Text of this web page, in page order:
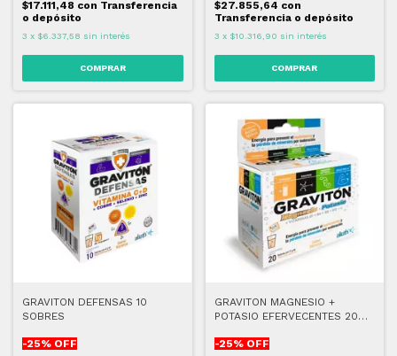
$17.111,48 con Transferencia
o depósito
3 x $6.337,58 sin interés
$27.855,64 con
Transferencia o depósito
3 x $10.316,90 sin interés
GRAVITON DEFENSAS 10
SOBRES
-25% OFF
GRAVITON MAGNESIO +
POTASIO EFERVECENTES 20
-25% OFF